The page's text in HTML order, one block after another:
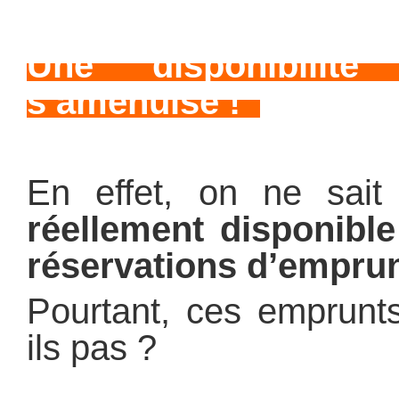
Une
s’amenuise !
En effet, on ne
réellement
réservations
Pourtant, ces
ils pas ?